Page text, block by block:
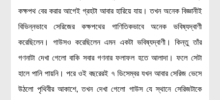
কক্ষপথ বের করার আগেই গ্রহটা আবার হারিয়ে যায়। তখন অনেক বিজ্ঞানীই
বিভিন্নভাবে সেরিজের কক্ষপথের গাণিতিকভাবে অনেক ভবিষ্যদ্বাণী
করেছিলেন। গাউসও করেছিলেন এমন একটা ভবিষ্যদ্বাণী। কিন্তু তাঁর
গণনাটা দেখা গেলো বাকি সবার গণনার ফলাফল হতে আলাদা। ফলে সেটা
হালে পানি পায়নি। পরে ওই বছরেরই ৭ ডিসেম্বর যখন আবার সেরিজ ভেসে
উঠলো পৃথিবীর আকাশে, তখন দেখা গেলো গাউস যে স্থানে সেরিজটাকে